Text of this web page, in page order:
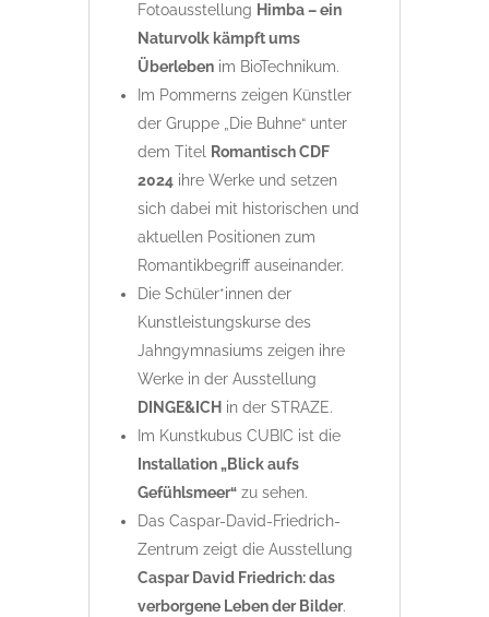
Fotoausstellung Himba – ein
Naturvolk kämpft ums
Überlebenim BioTechnikum.
Im Pommerns zeigen Künstler
der Gruppe „Die Buhne“ unter
dem Titel Romantisch CDF
2024ihre Werke und setzen
sich dabei mit historischen und
aktuellen Positionen zum
Romantikbegriff auseinander.
Die Schüler*innen der
Kunstleistungskurse des
Jahngymnasiums zeigen ihre
Werke in der Ausstellung
DINGE&ICH in der STRAZE.
Im Kunstkubus CUBIC ist die
Installation „Blick aufs
Gefühlsmeer“zu sehen.
Das Caspar-David-Friedrich-
Zentrum zeigt die Ausstellung
Caspar David Friedrich: das
verborgene Leben der Bilder.